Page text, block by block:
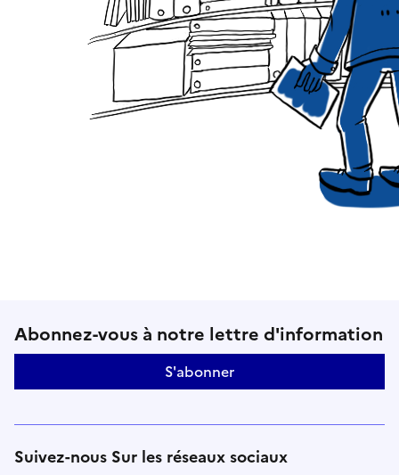
Suivez-nous sur le réseaux
Abonnez-vous à notre lettre d'information
S'abonner
Suivez-nous Sur les réseaux sociaux